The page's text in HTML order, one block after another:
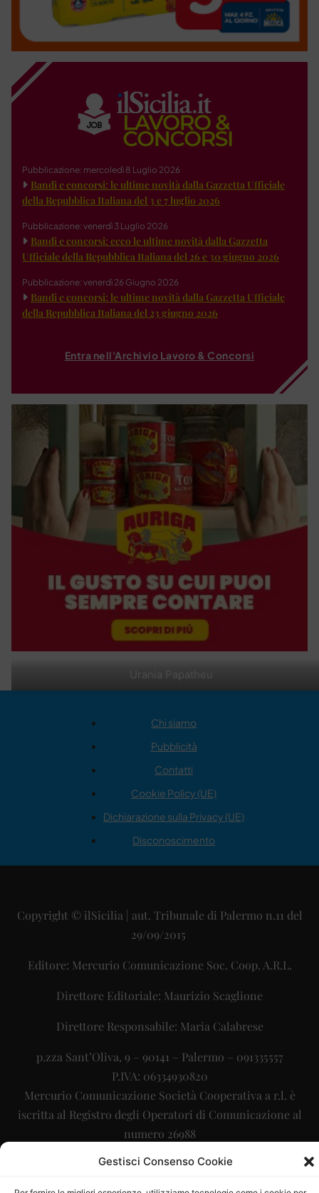
Gestisci Consenso Cookie
Urania Papatheu
Pubblicazione: mercoledì 8 Luglio 2026
Bandi e concorsi: le ultime novità dalla Gazzetta Ufficiale
della Repubblica Italiana del 3 e 7 luglio 2026
Pubblicazione: venerdì 3 Luglio 2026
Bandi e concorsi: ecco le ultime novità dalla Gazzetta
Ufficiale della Repubblica Italiana del 26 e 30 giugno 2026
Pubblicazione: venerdì 26 Giugno 2026
Bandi e concorsi: le ultime novità dalla Gazzetta Ufficiale
della Repubblica Italiana del 23 giugno 2026
Entra nell'Archivio Lavoro & Concorsi
Chi siamo
Pubblicità
Contatti
Cookie Policy (UE)
Dichiarazione sulla Privacy (UE)
Disconoscimento
Copyright © ilSicilia | aut. Tribunale di Palermo n.11 del
29/09/2015
Editore: Mercurio Comunicazione Soc. Coop. A.R.L.
Direttore Editoriale: Maurizio Scaglione
Direttore Responsabile: Maria Calabrese
p.zza Sant’Oliva, 9 – 90141 – Palermo – 091335557
P.IVA: 06334930820
Mercurio Comunicazione Società Cooperativa a r.l. è
iscritta al Registro degli Operatori di Comunicazione al
numero 26988
Sito gestito daLa Digitale srl–info@ladigitale.it